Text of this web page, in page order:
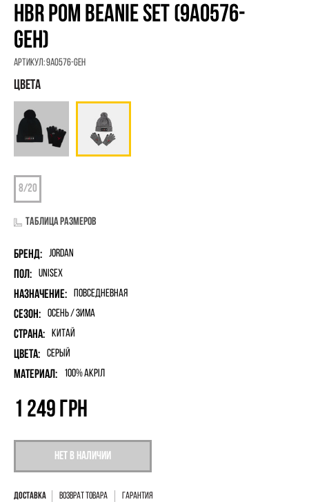
HBR POM BEANIE SET (9A0576-
GEH)
Артикул:9A0576-GEH
Таблица размеров
Бренд: Jordan
Пол: unisex
Назначение: Повседневная
Сезон: Осень / Зима
Страна: Китай
Цвета: Серый
Материал: 100% акріл
Нет в наличии
1 249 грн
Возврат товара Гарантия